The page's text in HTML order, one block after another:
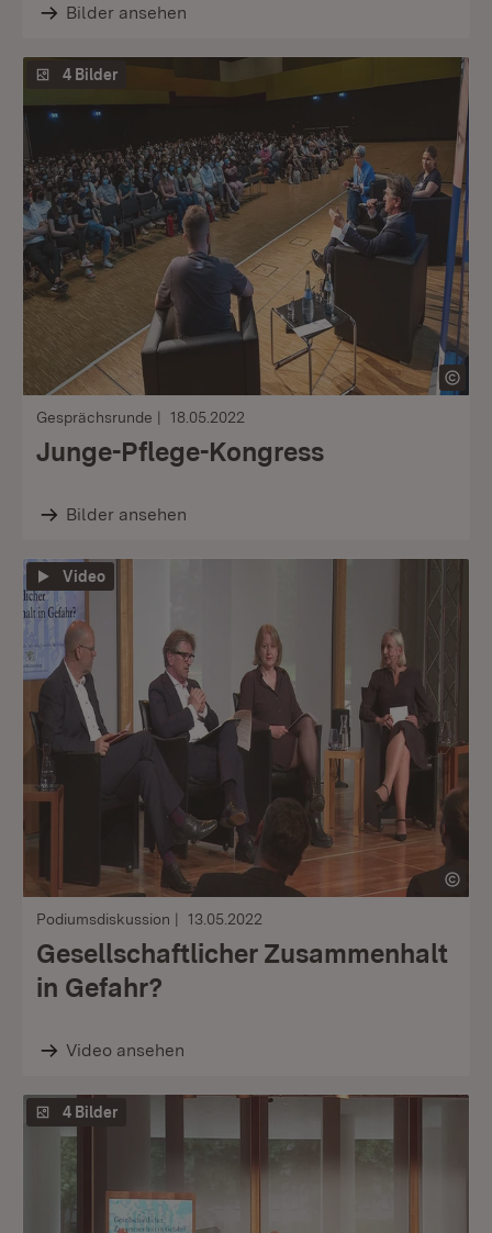
Bilder ansehen
4 Bilder
Gesprächsrunde 18.05.2022
Junge-Pflege-Kongress
Bilder ansehen
Video
Podiumsdiskussion 13.05.2022
Gesellschaftlicher Zusammenhalt
in Gefahr?
Video ansehen
4 Bilder